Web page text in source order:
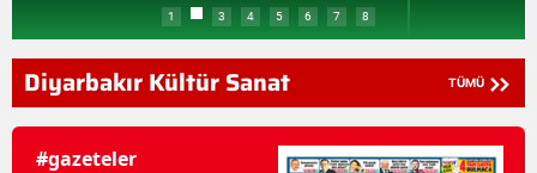
1 4 5 6 7 8
Diyarbakır Kültür Sanat TÜMÜ
#gazeteler